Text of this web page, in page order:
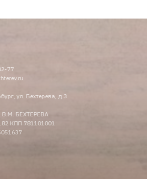
77
ул. Бехтерева, д.3
БЕХТЕРЕВА
КПП 781101001